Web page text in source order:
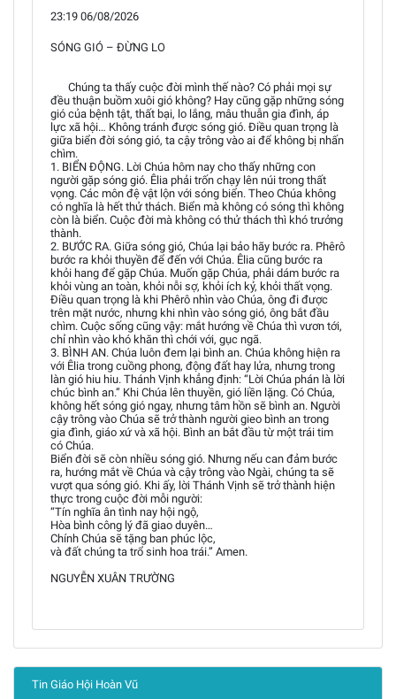
23:19 06/08/2026
SÓNG GIÓ – ĐỪNG LO
Chúng ta thấy cuộc đời mình thế nào? Có phải mọi sự
đều thuận buồm xuôi gió không? Hay cũng gặp những sóng
gió của bệnh tật, thất bại, lo lắng, mâu thuẫn gia đình, áp
lực xã hội… Không tránh được sóng gió. Điều quan trọng là
giữa biển đời sóng gió, ta cậy trông vào ai để không bị nhấn
chìm.
1. BIỂN ĐỘNG. Lời Chúa hôm nay cho thấy những con
người gặp sóng gió. Êlia phải trốn chạy lên núi trong thất
vọng. Các môn đệ vật lộn với sóng biển. Theo Chúa không
có nghĩa là hết thử thách. Biển mà không có sóng thì không
còn là biển. Cuộc đời mà không có thử thách thì khó trưởng
thành.
2. BƯỚC RA. Giữa sóng gió, Chúa lại bảo hãy bước ra. Phêrô
bước ra khỏi thuyền để đến với Chúa. Êlia cũng bước ra
khỏi hang để gặp Chúa. Muốn gặp Chúa, phải dám bước ra
khỏi vùng an toàn, khỏi nỗi sợ, khỏi ích kỷ, khỏi thất vọng.
Điều quan trọng là khi Phêrô nhìn vào Chúa, ông đi được
trên mặt nước, nhưng khi nhìn vào sóng gió, ông bắt đầu
chìm. Cuộc sống cũng vậy: mắt hướng về Chúa thì vươn tới,
chỉ nhìn vào khó khăn thì chới với, gục ngã.
3. BÌNH AN. Chúa luôn đem lại bình an. Chúa không hiện ra
với Êlia trong cuồng phong, động đất hay lửa, nhưng trong
làn gió hiu hiu. Thánh Vịnh khẳng định: “Lời Chúa phán là lời
chúc bình an.” Khi Chúa lên thuyền, gió liền lặng. Có Chúa,
không hết sóng gió ngay, nhưng tâm hồn sẽ bình an. Người
cậy trông vào Chúa sẽ trở thành người gieo bình an trong
gia đình, giáo xứ và xã hội. Bình an bắt đầu từ một trái tim
có Chúa.
Biển đời sẽ còn nhiều sóng gió. Nhưng nếu can đảm bước
ra, hướng mắt về Chúa và cậy trông vào Ngài, chúng ta sẽ
vượt qua sóng gió. Khi ấy, lời Thánh Vịnh sẽ trở thành hiện
thực trong cuộc đời mỗi người:
“Tín nghĩa ân tình nay hội ngộ,
Hòa bình công lý đã giao duyên…
Chính Chúa sẽ tặng ban phúc lộc,
và đất chúng ta trổ sinh hoa trái.” Amen.
NGUYỄN XUÂN TRƯỜNG
Tin Giáo Hội Hoàn Vũ